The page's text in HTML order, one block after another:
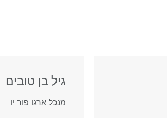
גיל בן טובים
מנכל ארגו פור יו